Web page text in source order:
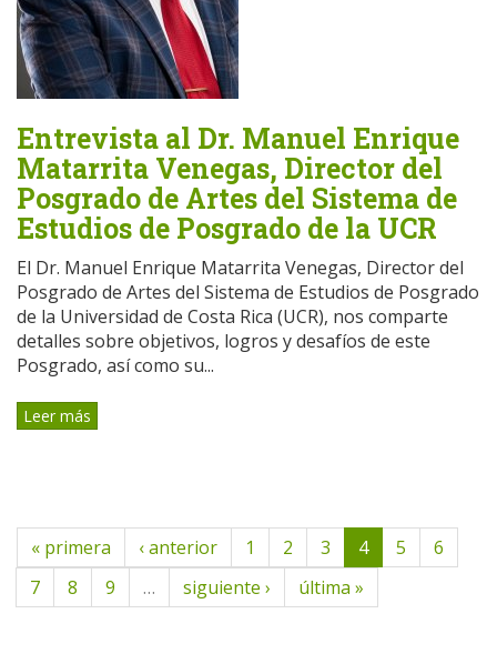
Entrevista al Dr. Manuel Enrique
Matarrita Venegas, Director del
Posgrado de Artes del Sistema de
Estudios de Posgrado de la UCR
El Dr. Manuel Enrique Matarrita Venegas, Director del
Posgrado de Artes del Sistema de Estudios de Posgrado
de la Universidad de Costa Rica (UCR), nos comparte
detalles sobre objetivos, logros y desafíos de este
Posgrado, así como su...
Leer más
« primera ‹ anterior 1 2 3 4 5
6
7
8 9 … siguiente › última »